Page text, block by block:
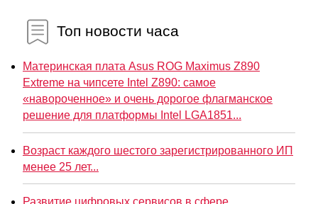
Топ новости часа
Материнская плата Asus ROG Maximus Z890
Extreme на чипсете Intel Z890: самое
«навороченное» и очень дорогое флагманское
решение для платформы Intel LGA1851...
Возраст каждого шестого зарегистрированного ИП
менее 25 лет...